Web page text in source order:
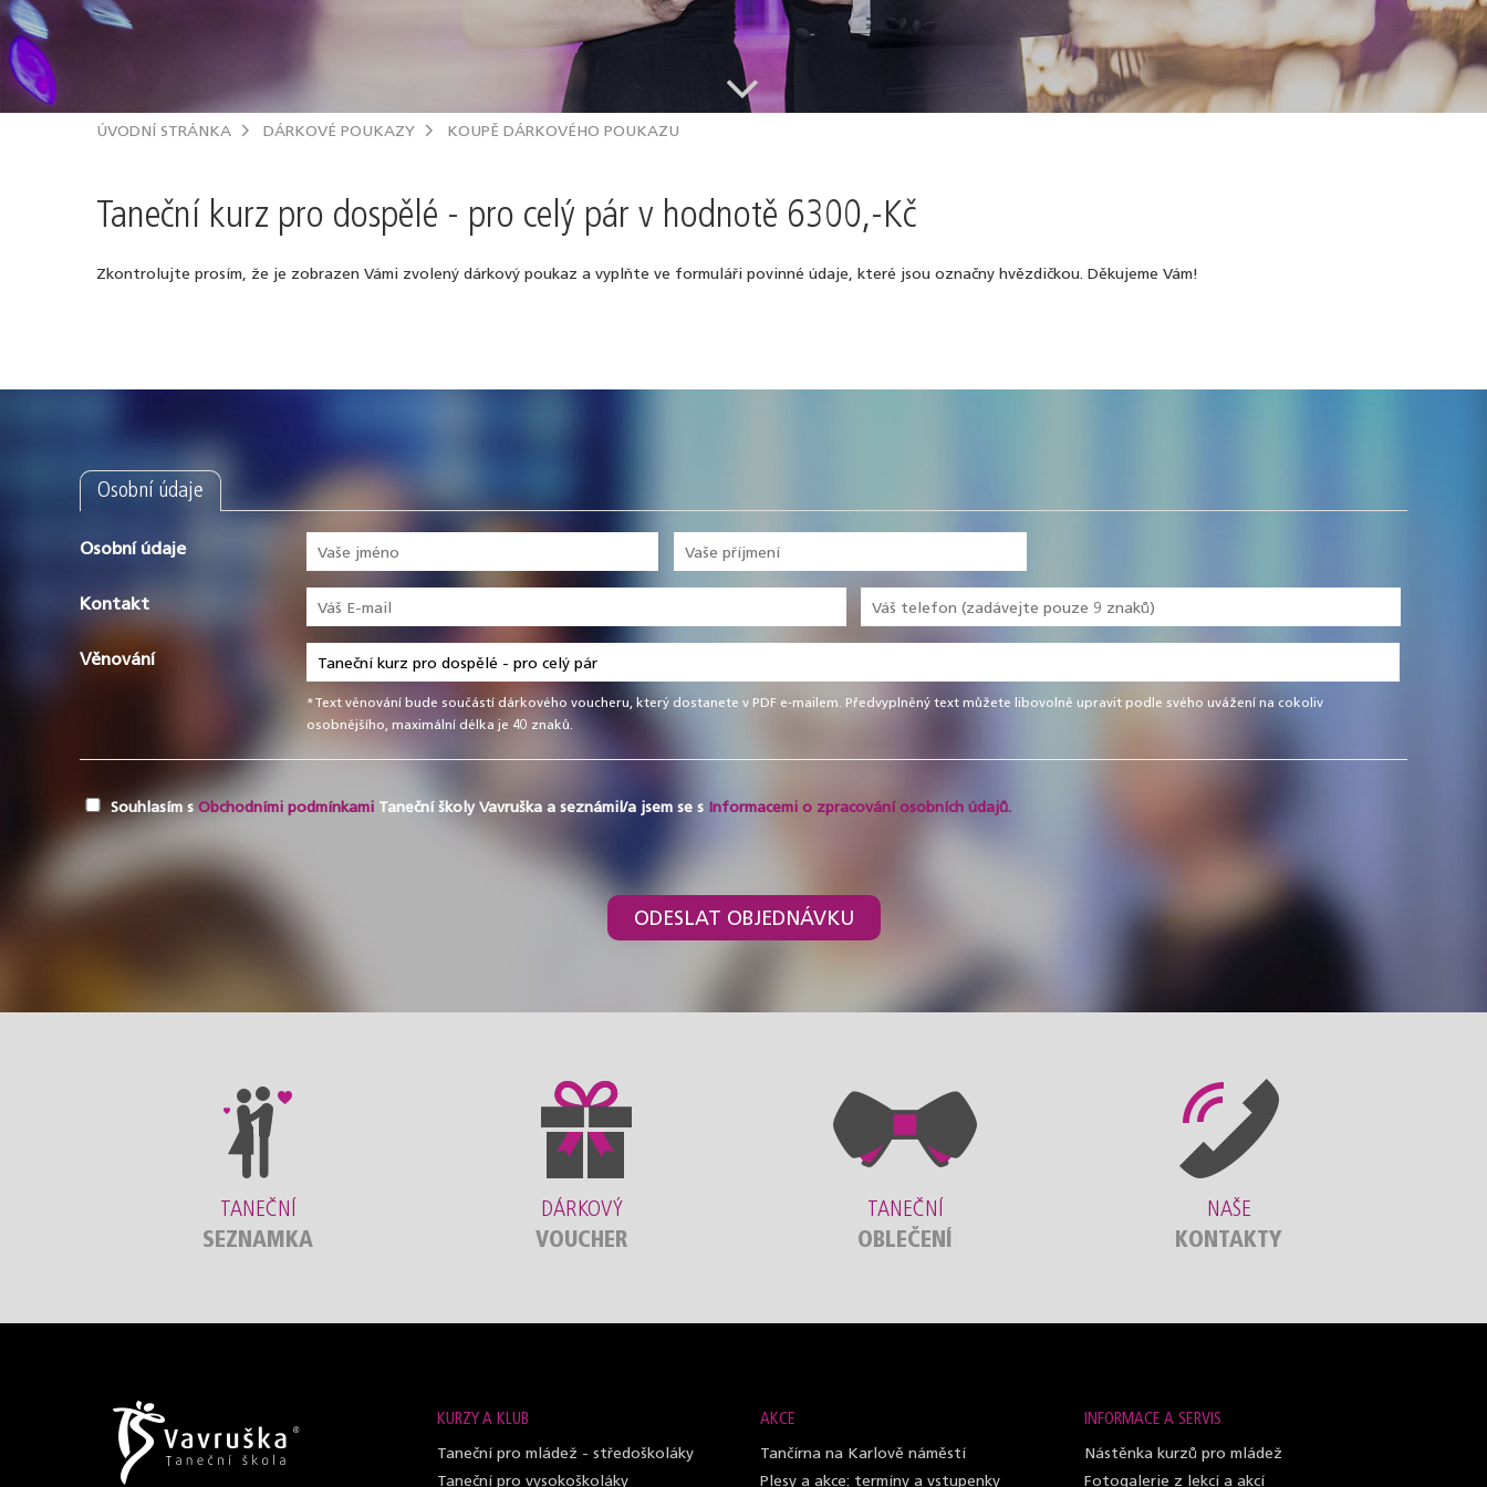
.
ÚVODNÍ STRÁNKA DÁRKOVÉ POUKAZY KOUPĚ DÁRKOVÉHO POUKAZU
Taneční kurz pro dospělé - pro celý pár v hodnotě 6300,-Kč
Zkontrolujte prosím, že je zobrazen Vámi zvolený dárkový poukaz a vyplňte ve formuláři povinné údaje, které jsou označny hvězdičkou. Děkujeme Vám!
Osobní údaje
Osobní údaje
Kontakt
Věnování
*Text věnování bude součástí dárkového voucheru, který dostanete v PDF e-mailem. Předvyplněný text můžete libovolně upravit podle svého uvážení na cokoliv
osobnějšího, maximální délka je 40 znaků.
Souhlasím s Obchodními podmínkami Taneční školy Vavruška a seznámil/a jsem se s Informacemi o zpracování osobních údajů.
ODESLAT OBJEDNÁVKU
TANEČNÍ
SEZNAMKA
DÁRKOVÝ
VOUCHER
TANEČNÍ
OBLEČENÍ
NAŠE
KONTAKTY
KURZY A KLUB
Taneční pro mládež - středoškoláky
Taneční pro vysokoškoláky
AKCE
Tančírna na Karlově náměstí
Plesy a akce: termíny a vstupenky
INFORMACE A SERVIS
Nástěnka kurzů pro mládež
Fotogalerie z lekcí a akcí